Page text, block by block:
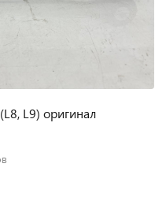
L9) оригинал